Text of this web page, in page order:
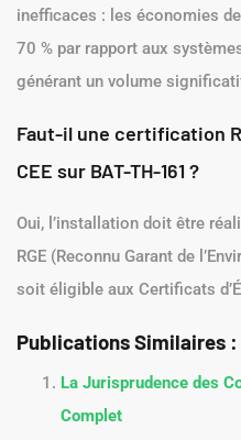
inefficaces : les économies
70 % par rapport aux
générant un volume
Faut-il une certification
CEE sur BAT-TH-161 ?
Oui, l’installation doit être
RGE (Reconnu Garant de
soit éligible aux Certificats
Publications Similaires :
La Jurisprudence des
Complet